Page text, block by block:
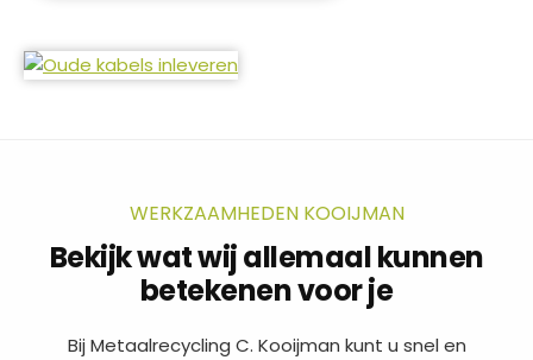
WERKZAAMHEDEN KOOIJMAN
Bekijk wat wij allemaal kunnen
betekenen voor je
Bij Metaalrecycling C. Kooijman kunt u snel en